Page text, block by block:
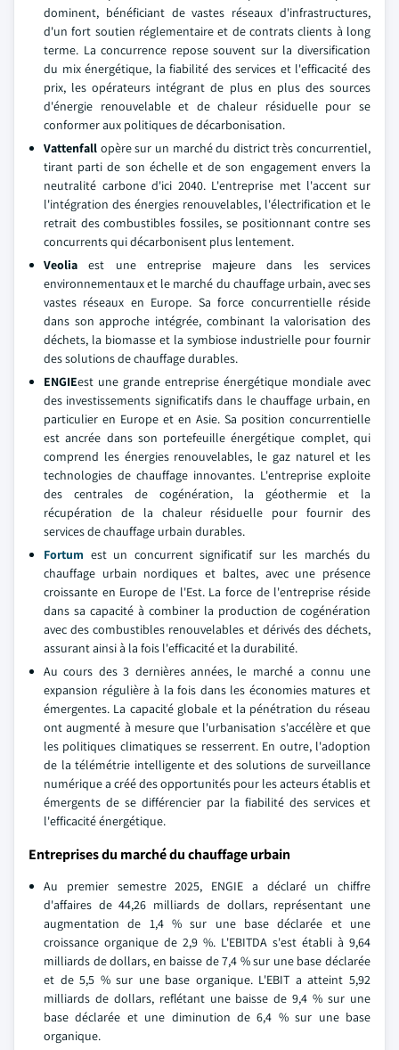
dominent, bénéficiant de vastes réseaux d'infrastructures,
d'un fort soutien réglementaire et de contrats clients à long
terme. La concurrence repose souvent sur la diversification
du mix énergétique, la fiabilité des services et l'efficacité des
prix, les opérateurs intégrant de plus en plus des sources
d'énergie renouvelable et de chaleur résiduelle pour se
conformer aux politiques de décarbonisation.
Vattenfall opère sur un marché du district très concurrentiel,
tirant parti de son échelle et de son engagement envers la
neutralité carbone d'ici 2040. L'entreprise met l'accent sur
l'intégration des énergies renouvelables, l'électrification et le
retrait des combustibles fossiles, se positionnant contre ses
concurrents qui décarbonisent plus lentement.
Veolia est une entreprise majeure dans les services
environnementaux et le marché du chauffage urbain, avec ses
vastes réseaux en Europe. Sa force concurrentielle réside
dans son approche intégrée, combinant la valorisation des
déchets, la biomasse et la symbiose industrielle pour fournir
des solutions de chauffage durables.
ENGIEest une grande entreprise énergétique mondiale avec
des investissements significatifs dans le chauffage urbain, en
particulier en Europe et en Asie. Sa position concurrentielle
est ancrée dans son portefeuille énergétique complet, qui
comprend les énergies renouvelables, le gaz naturel et les
technologies de chauffage innovantes. L'entreprise exploite
des centrales de cogénération, la géothermie et la
récupération de la chaleur résiduelle pour fournir des
services de chauffage urbain durables.
Fortum est un concurrent significatif sur les marchés du
chauffage urbain nordiques et baltes, avec une présence
croissante en Europe de l'Est. La force de l'entreprise réside
dans sa capacité à combiner la production de cogénération
avec des combustibles renouvelables et dérivés des déchets,
assurant ainsi à la fois l'efficacité et la durabilité.
Au cours des 3 dernières années, le marché a connu une
expansion régulière à la fois dans les économies matures et
émergentes. La capacité globale et la pénétration du réseau
ont augmenté à mesure que l'urbanisation s'accélère et que
les politiques climatiques se resserrent. En outre, l'adoption
de la télémétrie intelligente et des solutions de surveillance
numérique a créé des opportunités pour les acteurs établis et
émergents de se différencier par la fiabilité des services et
l'efficacité énergétique.
Entreprises du marché du chauffage urbain
Au premier semestre 2025, ENGIE a déclaré un chiffre
d'affaires de 44,26 milliards de dollars, représentant une
augmentation de 1,4 % sur une base déclarée et une
croissance organique de 2,9 %. L'EBITDA s'est établi à 9,64
milliards de dollars, en baisse de 7,4 % sur une base déclarée
et de 5,5 % sur une base organique. L'EBIT a atteint 5,92
milliards de dollars, reflétant une baisse de 9,4 % sur une
base déclarée et une diminution de 6,4 % sur une base
organique.